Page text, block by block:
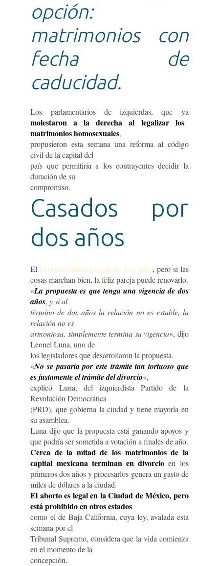
opción:
matrimonios con
fecha de
caducidad.
Los parlamentarios de izquierdas, que ya
molestaron a la derecha al legalizar los
matrimonios homosexuales,
propusieron esta semana una reforma al código
civil de la capital del
país que permitiría a los contrayentes decidir la
duración de su
compromiso.
Casados por
dos años
El periodo mínimo sería de dos años, pero si las
cosas marchan bien, la feliz pareja puede renovarlo.
«La propuesta es que tenga una vigencia de dos
años, y si al
término de dos años la relación no es estable, la
relación no es
armoniosa, simplemente termina su vigencia«, dijo
Leonel Luna, uno de
los legisladores que desarrollaron la propuesta.
«No se pasaría por este trámite tan tortuoso que
es justamente el trámite del divorcio«,
explicó Luna, del izquierdista Partido de la
Revolución Democrática
(PRD), que gobierna la ciudad y tiene mayoría en
su asamblea.
Luna dijo que la propuesta está ganando apoyos y
que podría ser sometida a votación a finales de año.
Cerca de la mitad de los matrimonios de la
capital mexicana terminan en divorcio en los
primeros dos años y procesarlos genera un gasto de
miles de dólares a la ciudad.
El aborto es legal en la Ciudad de México, pero
está prohibido en otros estados
como el de Baja California, cuya ley, avalada esta
semana por el
Tribunal Supremo, considera que la vida comienza
en el momento de la
concepción.